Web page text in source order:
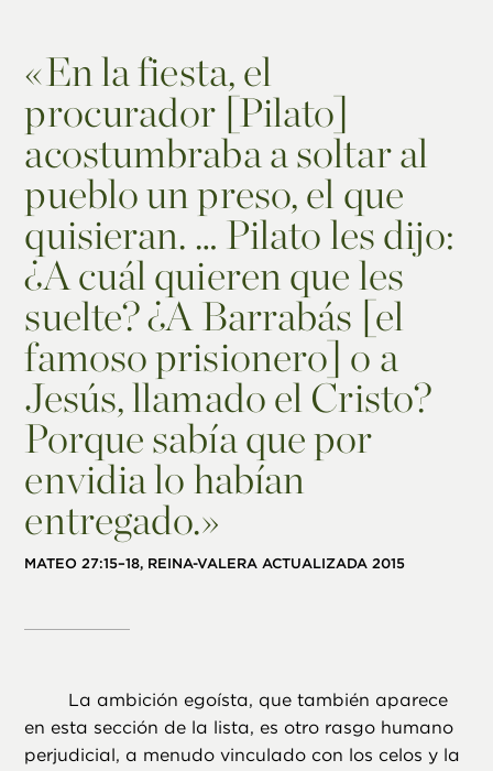
«En la fiesta, el
procurador [Pilato]
acostumbraba a soltar al
pueblo un preso, el que
quisieran. … Pilato les dijo:
¿A cuál quieren que les
suelte? ¿A Barrabás [el
famoso prisionero] o a
Jesús, llamado el Cristo?
Porque sabía que por
envidia lo habían
entregado.»
MATEO 27:15–18, REINA-VALERA ACTUALIZADA 2015
La ambición egoísta, que también aparece
en esta sección de la lista, es otro rasgo humano
perjudicial, a menudo vinculado con los celos y la